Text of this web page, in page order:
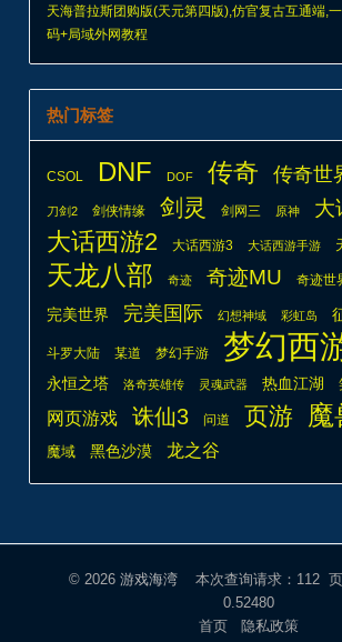
天海普拉斯团购版(天元第四版),仿官复古互通端,一
码+局域外网教程
热门标签
CSOL DNF DOF 传奇 传奇世
刀剑2 剑侠情缘 剑灵 剑网三 原神 大
大话西游2 大话西游3 大话西游手游
天龙八部 奇迹 奇迹世
幻想神域 彩虹岛
斗罗大陆 某道 梦幻手游 梦幻西
永恒之塔
洛奇英雄传 灵魂武器 热血江湖
网页游戏 诛仙3 问道
本次查询请求：112 页
0.52480